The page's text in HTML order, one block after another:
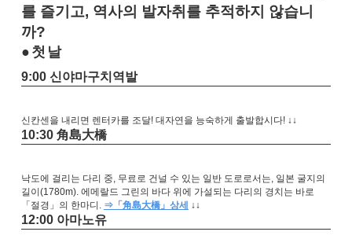
를 즐기고, 역사의 발자취를 추적하지 않습니
까?
첫날
9:00 신야마구치역발
신칸센을 내리면 렌터카를 조달! 대자연을 능숙하게 출발합시다! ↓↓
10:30 角島大橋
낙도에 걸리는 다리 중, 무료로 건널 수 있는 일반 도로로서는, 일본 굴지의
길이(1780m). 에메랄드 그린의 바다 위에 가설되는 다리의 경치는 바로
「절경」의 한마디. ⇒「角島大橋」상세 ↓↓
12:00 아마노유